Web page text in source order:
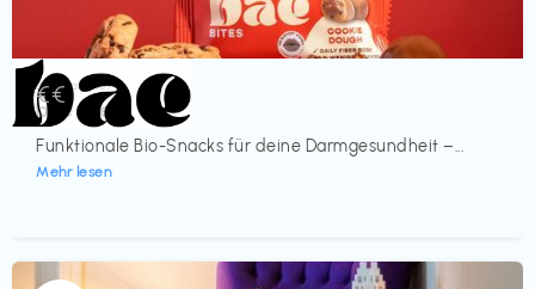
Lebensmittel
bae Treat
Funktionale Bio-Snacks für deine Darmgesundheit –...
Mehr lesen
€€‎